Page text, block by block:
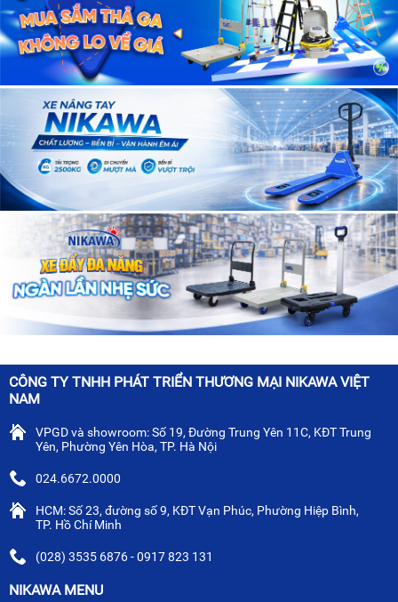
CÔNG TY TNHH PHÁT TRIỂN THƯƠNG MẠI NIKAWA VIỆT
NAM
VPGD và showroom: Số 19, Đường Trung Yên 11C, KĐT Trung
Yên, Phường Yên Hòa, TP. Hà Nội
024.6672.0000
HCM: Số 23, đường số 9, KĐT Vạn Phúc, Phường Hiệp Bình,
TP. Hồ Chí Minh
(028) 3535 6876 - 0917 823 131
NIKAWA MENU